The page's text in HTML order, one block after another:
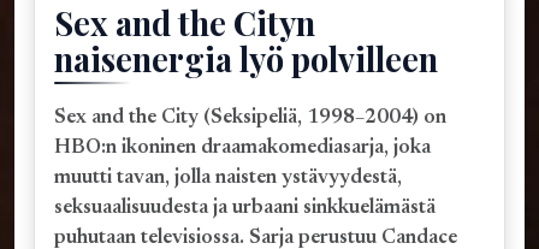
Sex and the Cityn
naisenergia lyö polvilleen
Sex and the City (Seksipeliä, 1998–2004) on
HBO:n ikoninen draamakomediasarja, joka
muutti tavan, jolla naisten ystävyydestä,
seksuaalisuudesta ja urbaani sinkkuelämästä
puhutaan televisiossa. Sarja perustuu Candace